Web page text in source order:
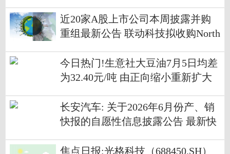
近20家A股上市公司本周披露并购
重组最新公告 联动科技拟收购North
今日热门!生意社大豆油7月5日均差
为32.40元/吨 由正向缩小重新扩大
长安汽车: 关于2026年6月份产、销
快报的自愿性信息披露公告 最新快
焦点日报:光格科技（688450.SH）